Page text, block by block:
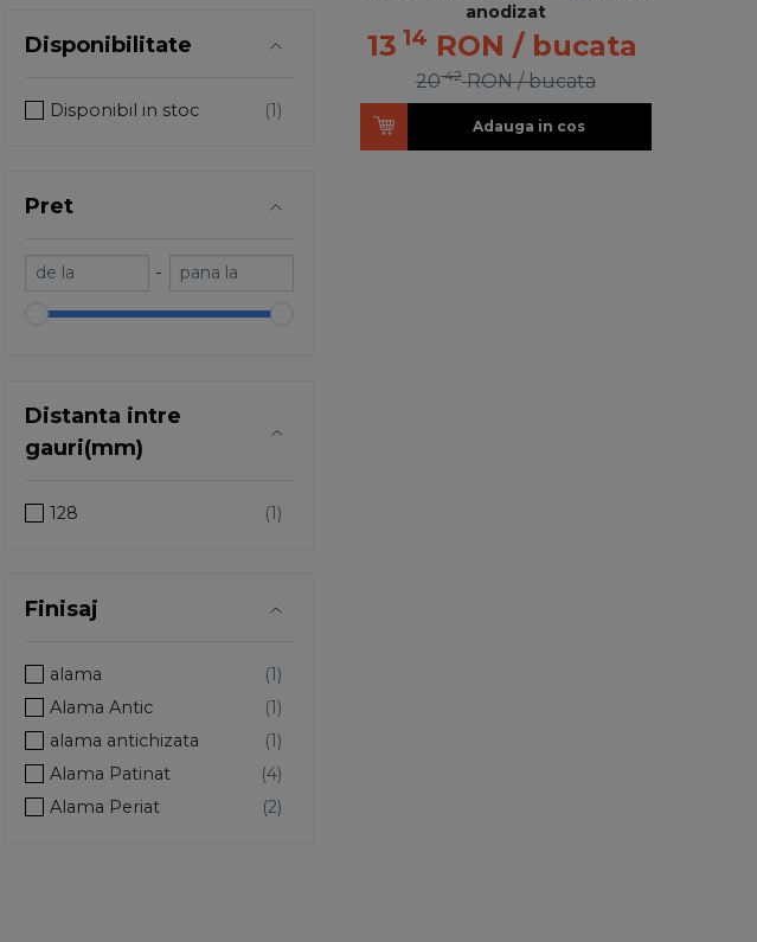
Disponibilitate
Disponibil in stoc
Pret
-
Distanta intre
gauri(mm)
128
Finisaj
alama
Alama Antic
alama antichizata
Alama Patinat
Alama Periat
anodizat
13 14 RON / bucata
2042 RON / bucata
Adauga in cos